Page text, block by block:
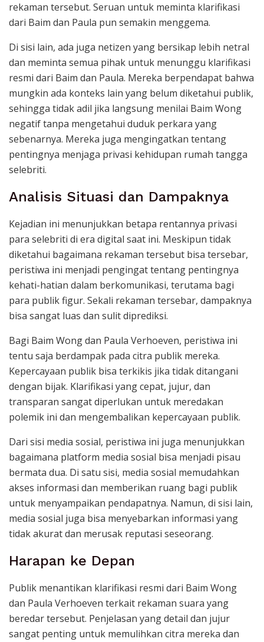
rekaman tersebut. Seruan untuk meminta klarifikasi
dari Baim dan Paula pun semakin menggema.
Di sisi lain, ada juga netizen yang bersikap lebih netral
dan meminta semua pihak untuk menunggu klarifikasi
resmi dari Baim dan Paula. Mereka berpendapat bahwa
mungkin ada konteks lain yang belum diketahui publik,
sehingga tidak adil jika langsung menilai Baim Wong
negatif tanpa mengetahui duduk perkara yang
sebenarnya. Mereka juga mengingatkan tentang
pentingnya menjaga privasi kehidupan rumah tangga
selebriti.
Analisis Situasi dan Dampaknya
Kejadian ini menunjukkan betapa rentannya privasi
para selebriti di era digital saat ini. Meskipun tidak
diketahui bagaimana rekaman tersebut bisa tersebar,
peristiwa ini menjadi pengingat tentang pentingnya
kehati-hatian dalam berkomunikasi, terutama bagi
para publik figur. Sekali rekaman tersebar, dampaknya
bisa sangat luas dan sulit diprediksi.
Bagi Baim Wong dan Paula Verhoeven, peristiwa ini
tentu saja berdampak pada citra publik mereka.
Kepercayaan publik bisa terkikis jika tidak ditangani
dengan bijak. Klarifikasi yang cepat, jujur, dan
transparan sangat diperlukan untuk meredakan
polemik ini dan mengembalikan kepercayaan publik.
Dari sisi media sosial, peristiwa ini juga menunjukkan
bagaimana platform media sosial bisa menjadi pisau
bermata dua. Di satu sisi, media sosial memudahkan
akses informasi dan memberikan ruang bagi publik
untuk menyampaikan pendapatnya. Namun, di sisi lain,
media sosial juga bisa menyebarkan informasi yang
tidak akurat dan merusak reputasi seseorang.
Harapan ke Depan
Publik menantikan klarifikasi resmi dari Baim Wong
dan Paula Verhoeven terkait rekaman suara yang
beredar tersebut. Penjelasan yang detail dan jujur
sangat penting untuk memulihkan citra mereka dan